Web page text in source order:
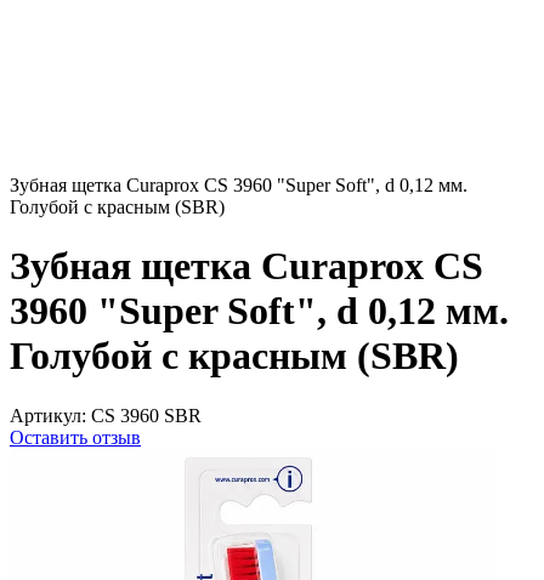
Зубная щетка Curaprox CS 3960 "Super Soft", d 0,12 мм.
Голубой с красным (SBR)
Зубная щетка Curaprox CS
3960 "Super Soft", d 0,12 мм.
Голубой с красным (SBR)
Артикул: CS 3960 SBR
Оставить отзыв